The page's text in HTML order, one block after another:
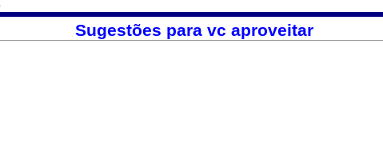
Sugestões para vc aproveitar